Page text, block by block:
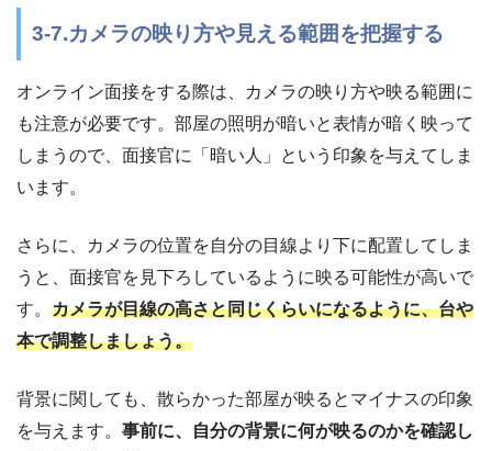
3-7.カメラの映り方や見える範囲を把握する
オンライン面接をする際は、カメラの映り方や映る範囲に
も注意が必要です。部屋の照明が暗いと表情が暗く映って
しまうので、面接官に「暗い人」という印象を与えてしま
います。
さらに、カメラの位置を自分の目線より下に配置してしま
うと、面接官を見下ろしているように映る可能性が高いで
す。 カメラが目線の高さと同じくらいになるように、台や
本で調整しましょう。
背景に関しても、散らかった部屋が映るとマイナスの印象
を与えます。 事前に、自分の背景に何が映るのかを確認し